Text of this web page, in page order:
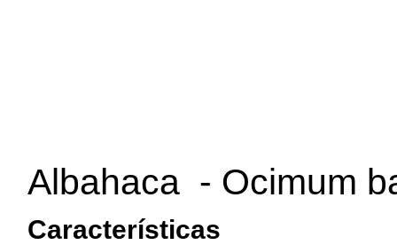
Albahaca - Ocimum
Características